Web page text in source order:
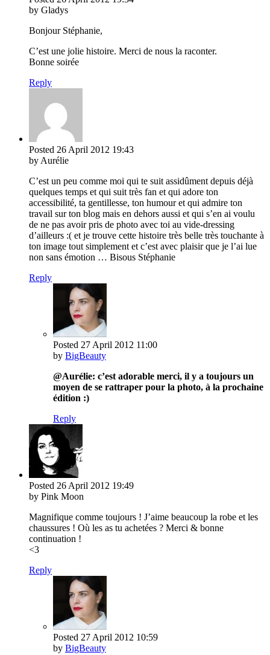
by Gladys
Bonjour Stéphanie,
C’est une jolie histoire. Merci de nous la raconter.
Bonne soirée
Reply
Posted 26 April 2012 19:43
by Aurélie
C’est un peu comme moi qui te suit assidûment depuis déjà
quelques temps et qui suit très fan et qui adore ton
accessibilité, ta gentillesse, ton humour et qui admire ton
travail sur ton blog mais en dehors aussi et qui s’en ai voulu
de ne pas avoir pris de photo avec toi au vide-dressing
d’ailleurs :( et je trouve cette histoire très belle très touchante à
ton image tout simplement et c’est avec plaisir que je l’ai lue
non sans émotion … Bisous Stéphanie
Reply
Posted 27 April 2012 11:00
by BigBeauty
@Aurélie: c’est adorable merci, il y a toujours un
moyen de se rattraper pour la photo, à la prochaine
édition :)
Reply
Posted 26 April 2012 19:49
by Pink Moon
Magnifique comme toujours ! J’aime beaucoup la robe et les
chaussures ! Où les as tu achetées ? Merci & bonne
continuation !
<3
Reply
Posted 27 April 2012 10:59
by BigBeauty